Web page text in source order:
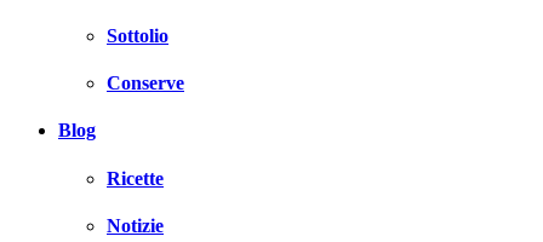
Sottolio
Conserve
Blog
Ricette
Notizie